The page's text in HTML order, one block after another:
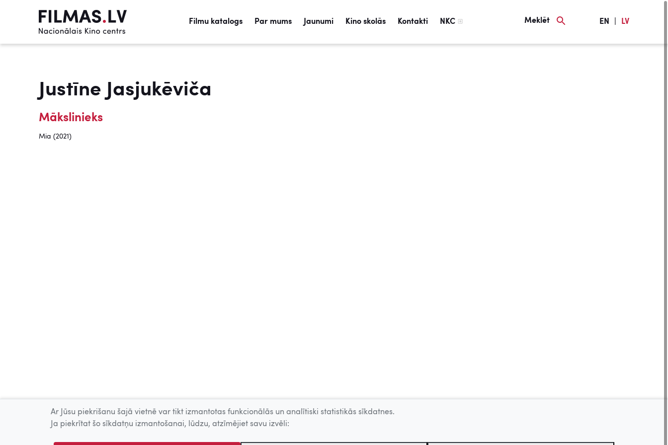
Filmu katalogs Par mums Jaunumi Kino skolās Kontakti NKC Meklēt EN LV
Justīne Jasjukēviča
Mākslinieks
Mia (2021)
Ar Jūsu piekrišanu šajā vietnē var tikt izmantotas funkcionālās un analītiski statistikās sīkdatnes.
Ja piekrītat šo sīkdatņu izmantošanai, lūdzu, atzīmējiet savu izvēli: